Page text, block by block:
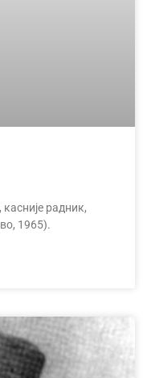
радник,
1965).